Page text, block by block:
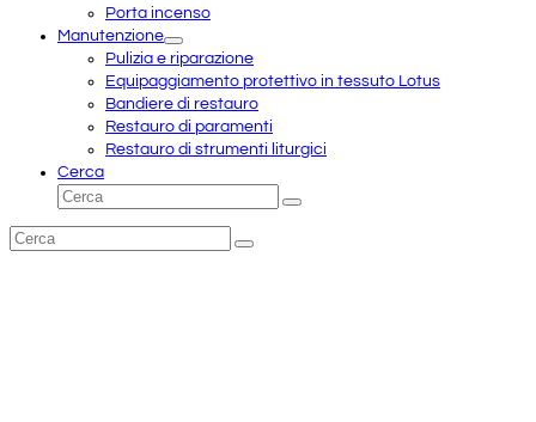
Porta incenso
Manutenzione
Pulizia e riparazione
Equipaggiamento protettivo in tessuto Lotus
Bandiere di restauro
Restauro di paramenti
Restauro di strumenti liturgici
Cerca
Cerca
Invia
Cerca
Invia